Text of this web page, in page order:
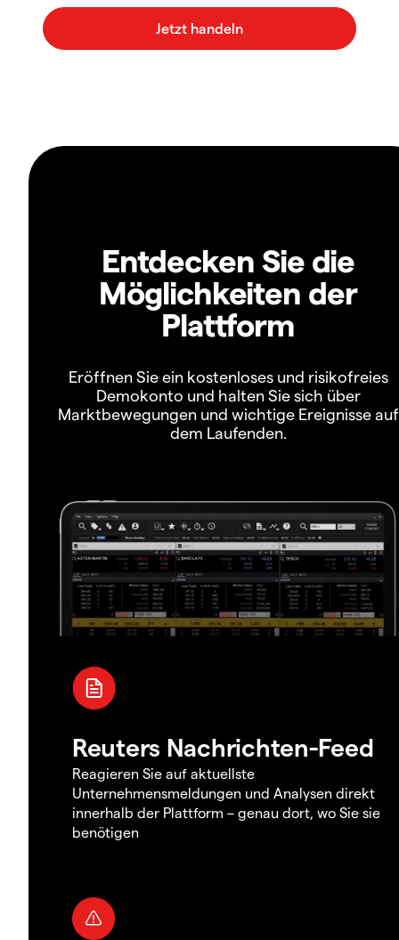
Entdecken Sie die
Möglichkeiten der
Plattform
Eröffnen Sie ein kostenloses und risikofreies
Demokonto und halten Sie sich über
Marktbewegungen und wichtige Ereignisse auf
dem Laufenden.
Reuters Nachrichten-Feed
Reagieren Sie auf aktuellste
Unternehmensmeldungen und Analysen direkt
innerhalb der Plattform – genau dort, wo Sie sie
benötigen